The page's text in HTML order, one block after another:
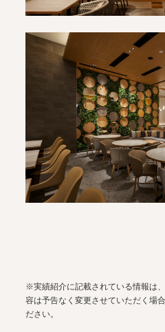
※実績紹介に記載されている情報は
容は予告なく変更させていただく場
ださい。